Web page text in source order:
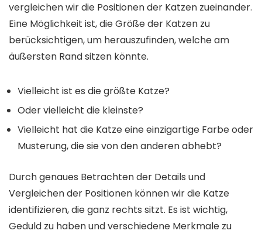
vergleichen wir die Positionen der Katzen zueinander.
Eine Möglichkeit ist, die Größe der Katzen zu
berücksichtigen, um herauszufinden, welche am
äußersten Rand sitzen könnte.
Vielleicht ist es die größte Katze?
Oder vielleicht die kleinste?
Vielleicht hat die Katze eine einzigartige Farbe oder
Musterung, die sie von den anderen abhebt?
Durch genaues Betrachten der Details und
Vergleichen der Positionen können wir die Katze
identifizieren, die ganz rechts sitzt. Es ist wichtig,
Geduld zu haben und verschiedene Merkmale zu